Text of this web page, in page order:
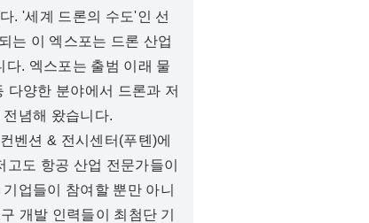
. '세계 드론의 수도'인 선
는 이 엑스포는 드론 산업
. 엑스포는 출범 이래 물
다양한 분야에서 드론과 저
념해 왔습니다.
벤션 & 전시센터(푸톈)에
도 항공 산업 전문가들이
업들이 참여할 뿐만 아니
개발 인력들이 최첨단 기